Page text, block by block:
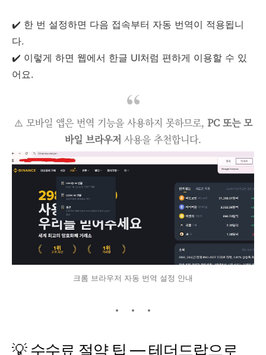
✔️ 한 번 설정하면 다음 접속부터 자동 번역이 적용됩니
다.
✔️ 이렇게 하면 웹에서 한글 UI처럼 편하게 이용할 수 있
어요.
⚠️ 모바일 앱은 번역 기능을 사용하지 못하므로, PC 또는 모
바일 브라우저 사용을 추천합니다.
크롬 브라우저 자동 번역 설정 안내
💡 수수료 절약 팁 — 테더드랍으로